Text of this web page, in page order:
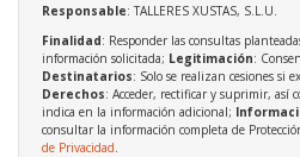
Responsable: TALLERES XUSTAS, S.L.U.
Finalidad: Responder las consultas
información solicitada; Legitimación:
Destinatarios: Solo se realizan cesiones si
Derechos: Acceder, rectificar y suprimir, así
indica en la información adicional;
consultar la información completa de
de Privacidad